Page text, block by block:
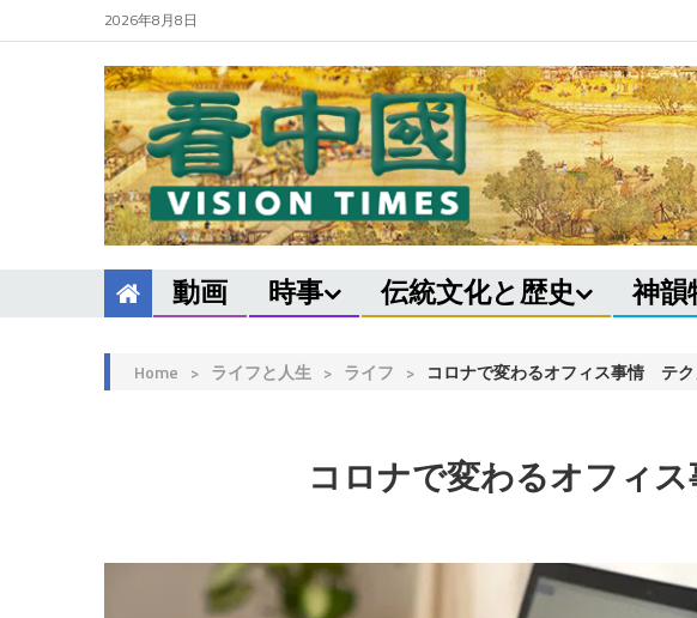
2026年8月8日
動画 時事 伝統文化と歴史 神韻
Home > ライフと人生 > ライフ > コロナで変わるオフィス事情 テ
コロナで変わるオフィ